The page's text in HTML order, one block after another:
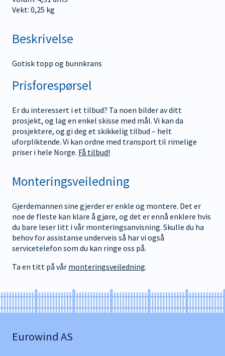
Vekt: 0,25 kg
Beskrivelse
Gotisk topp og bunnkrans
Prisforespørsel
Er du interessert i et tilbud? Ta noen bilder av ditt
prosjekt, og lag en enkel skisse med mål. Vi kan da
prosjektere, og gi deg et skikkelig tilbud – helt
uforpliktende. Vi kan ordne med transport til rimelige
priser i hele Norge. Få tilbud!
Monteringsveiledning
Gjerdemannen sine gjerder er enkle og montere. Det er
noe de fleste kan klare å gjøre, og det er ennå enklere hvis
du bare leser litt i vår monteringsanvisning. Skulle du ha
behov for assistanse underveis så har vi også
servicetelefon som du kan ringe oss på.
Ta en titt på vår monteringsveiledning.
Eurowind AS